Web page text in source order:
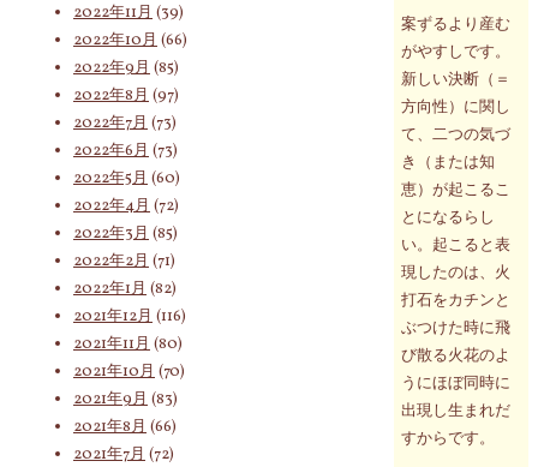
象:
案ずるより産む
がやすしです。
新しい決断（＝
方向性）に関し
て、二つの気づ
き（または知
恵）が起こるこ
とになるらし
い。起こると表
現したのは、火
打石をカチンと
ぶつけた時に飛
び散る火花のよ
うにほぼ同時に
出現し生まれだ
すからです。
2022年11月 (39)
2022年10月 (66)
2022年9月 (85)
2022年8月 (97)
2022年7月 (73)
2022年6月 (73)
2022年5月 (60)
2022年4月 (72)
2022年3月 (85)
2022年2月 (71)
2022年1月 (82)
2021年12月 (116)
2021年11月 (80)
2021年10月 (70)
2021年9月 (83)
2021年8月 (66)
2021年7月 (72)